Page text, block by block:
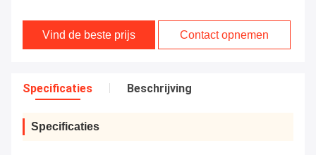
Vind de beste prijs Contact opnemen
Specificaties Beschrijving
Specificaties